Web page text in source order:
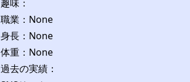
趣味：
職業：None
身長：None
体重：None
過去の実績：